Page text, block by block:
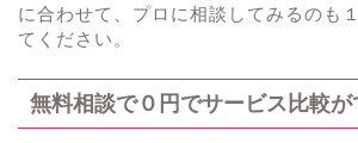
に合わせて、プロに相談してみるのも
てください。
無料相談で０円でサービス比較が